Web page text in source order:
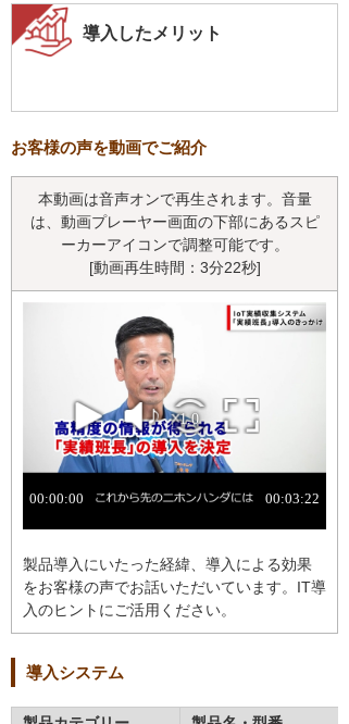
導入したメリット
お客様の声を動画でご紹介
本動画は音声オンで再生されます。音量
は、動画プレーヤー画面の下部にあるスピ
ーカーアイコンで調整可能です。
[動画再生時間：3分22秒]
製品導入にいたった経緯、導入による効果
をお客様の声でお話いただいています。IT導
入のヒントにご活用ください。
導入システム